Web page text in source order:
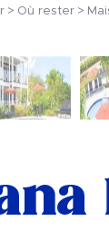
Où rester